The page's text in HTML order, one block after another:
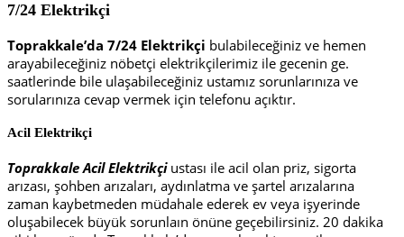
7/24 Elektrikçi
Toprakkale’da 7/24 Elektrikçi bulabileceğiniz ve hemen
arayabileceğiniz nöbetçi elektrikçilerimiz ile gecenin ge.
saatlerinde bile ulaşabileceğiniz ustamız sorunlarınıza ve
sorularınıza cevap vermek için telefonu açıktır.
Acil Elektrikçi
Toprakkale Acil Elektrikçiustası ile acil olan priz, sigorta
arızası, şohben arızaları, aydınlatma ve şartel arızalarına
zaman kaybetmeden müdahale ederek ev veya işyerinde
oluşabilecek büyük sorunlaın önüne geçebilirsiniz. 20 dakika